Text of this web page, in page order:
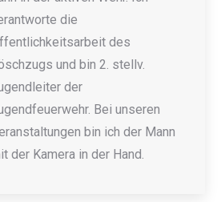
die
des
und bin 2. stellv.
der
Bei unseren
bin ich der Mann
der Kamera in der Hand.